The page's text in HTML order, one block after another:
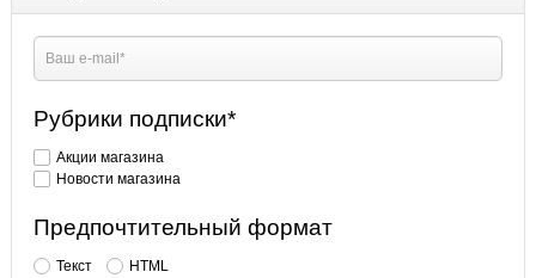
Рубрики подписки*
Акции магазина
Новости магазина
Предпочтительный формат
Текст HTML